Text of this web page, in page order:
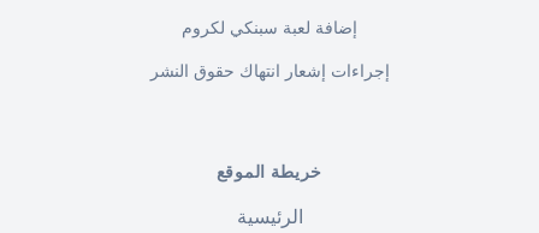
إضافة لعبة سبنكي لكروم
إجراءات إشعار انتهاك حقوق النشر
خريطة الموقع
الرئيسية